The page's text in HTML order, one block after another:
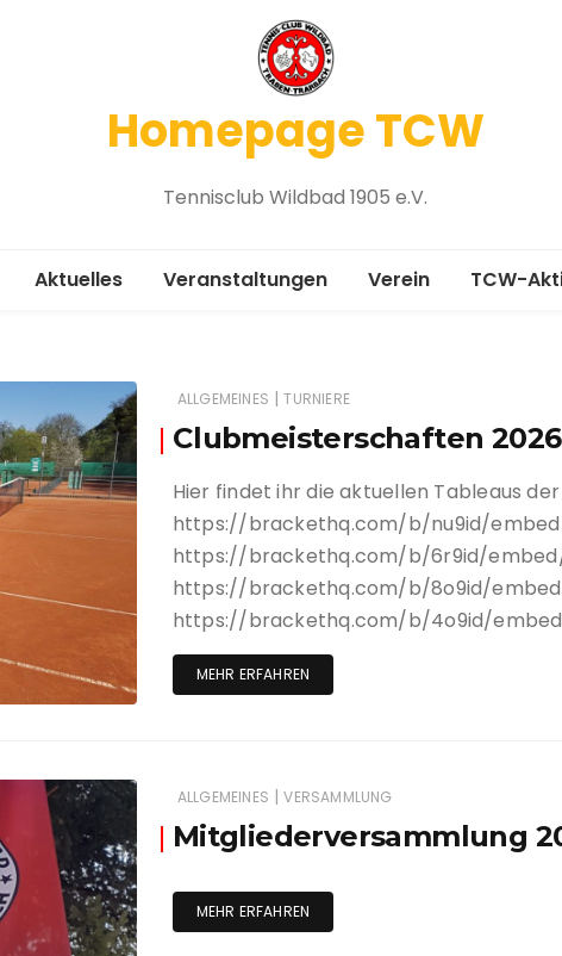
Homepage TCW
Tennisclub Wildbad 1905 e.V.
Aktuelles Veranstaltungen Verein
Mitgliedsantrag
Vorstand
Anlage und
Sponsoren
TCW-
Trainer
ALLGEMEINES | TURNIERE
Clubmeisterschaften 2026
Hier findet ihr die aktuellen Tableaus
https://brackethq.com/b/nu9id/
https://brackethq.com/b/6r9id/embed/
https://brackethq.com/b/8o9id/embed/
https://brackethq.com/b/4o9id/
MEHR ERFAHREN
ALLGEMEINES | VERSAMMLUNG
Mitgliederversammlung
MEHR ERFAHREN